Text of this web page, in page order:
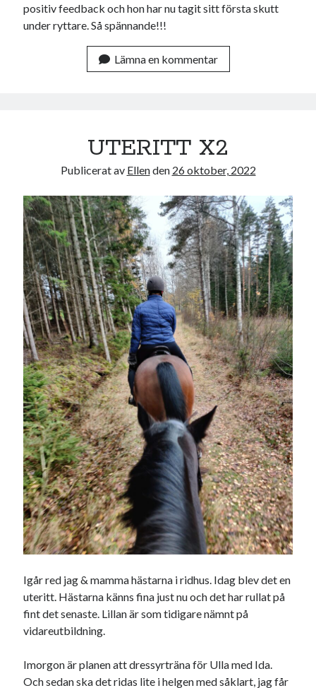
positiv feedback och hon har nu tagit sitt första skutt
under ryttare. Så spännande!!!
Lämna en kommentar
UTERITT X2
Publicerat av Ellenden 26 oktober, 2022
Igår red jag & mamma hästarna i ridhus. Idag blev det en
uteritt. Hästarna känns fina just nu och det har rullat på
fint det senaste. Lillan är som tidigare nämnt på
vidareutbildning.
Imorgon är planen att dressyrträna för Ulla med Ida.
Och sedan ska det ridas lite i helgen med såklart, jag får